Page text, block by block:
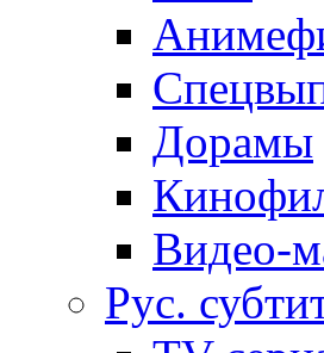
Дорамы
Видео-
Рус.